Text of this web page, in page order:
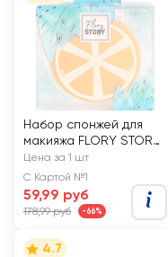
Набор спонжей для
макияжа FLORY STORY,
Арт. HJ-BS001
Цена за 1 шт
С Картой №1
59,99 руб
178,99 руб -66%
4.7